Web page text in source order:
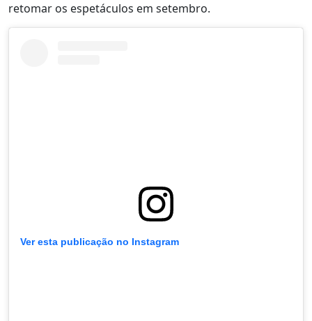
retomar os espetáculos em setembro.
Ver esta publicação no Instagram